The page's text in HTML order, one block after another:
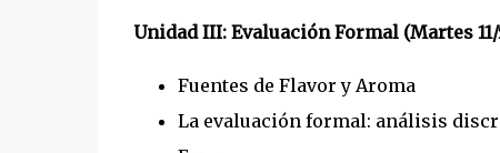
Unidad III: Evaluación Formal (Martes
Fuentes de Flavor y Aroma
La evaluación formal: análisis